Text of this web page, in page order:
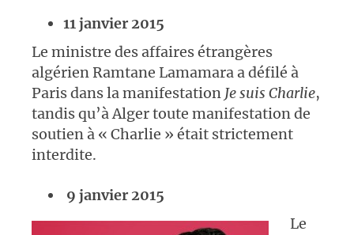
11 janvier 2015
Le ministre des affaires étrangères
algérien Ramtane Lamamara a défilé à
Paris dans la manifestation Je suis Charlie,
tandis qu’à Alger toute manifestation de
soutien à « Charlie » était strictement
interdite.
9 janvier 2015
Le